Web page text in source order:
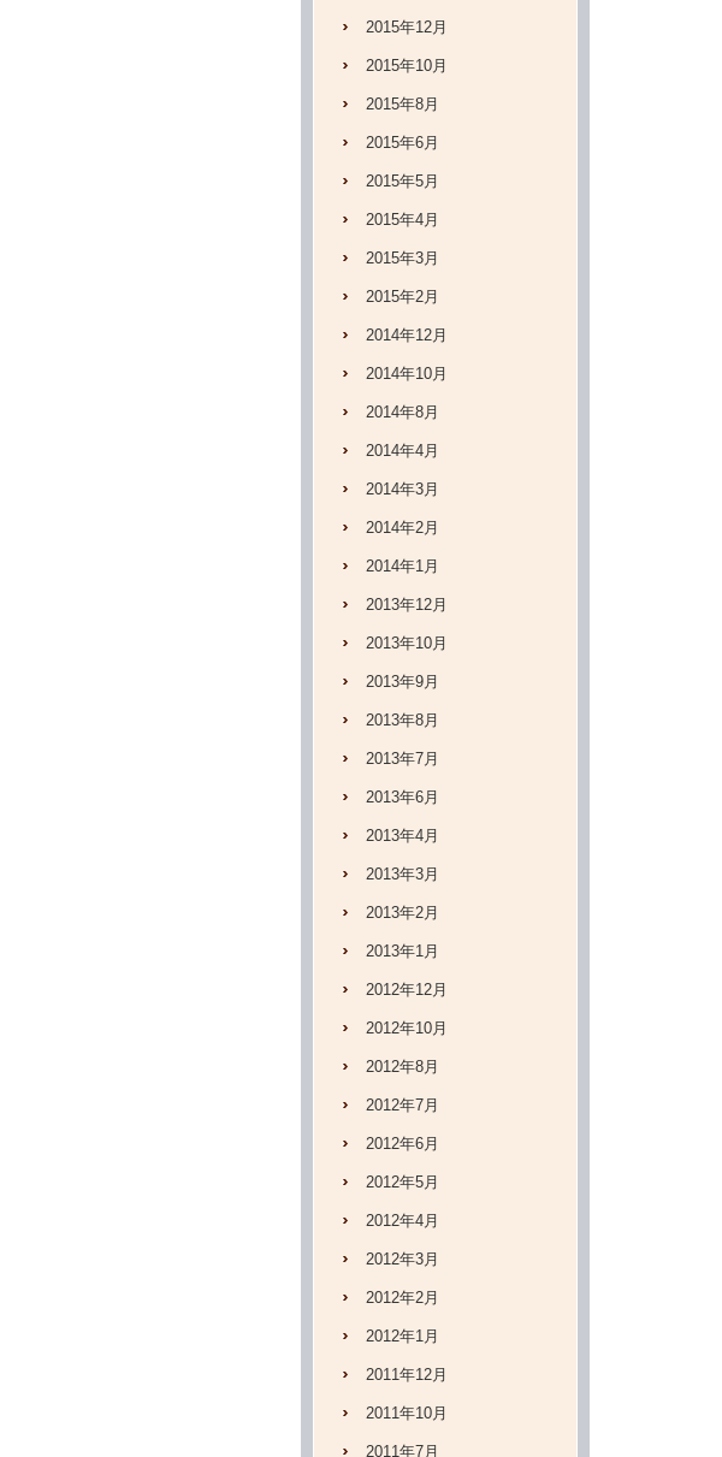
2015年12月
2015年10月
2015年8月
2015年6月
2015年5月
2015年4月
2015年3月
2015年2月
2014年12月
2014年10月
2014年8月
2014年4月
2014年3月
2014年2月
2014年1月
2013年12月
2013年10月
2013年9月
2013年8月
2013年7月
2013年6月
2013年4月
2013年3月
2013年2月
2013年1月
2012年12月
2012年10月
2012年8月
2012年7月
2012年6月
2012年5月
2012年4月
2012年3月
2012年2月
2012年1月
2011年12月
2011年10月
2011年7月